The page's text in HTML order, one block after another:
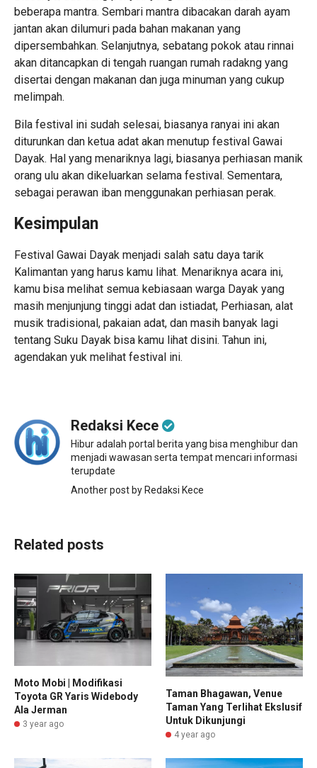
beberapa mantra. Sembari mantra dibacakan darah ayam
jantan akan dilumuri pada bahan makanan yang
dipersembahkan. Selanjutnya, sebatang pokok atau rinnai
akan ditancapkan di tengah ruangan rumah radakng yang
disertai dengan makanan dan juga minuman yang cukup
melimpah.
Bila festival ini sudah selesai, biasanya ranyai ini akan
diturunkan dan ketua adat akan menutup festival Gawai
Dayak. Hal yang menariknya lagi, biasanya perhiasan manik
orang ulu akan dikeluarkan selama festival. Sementara,
sebagai perawan iban menggunakan perhiasan perak.
Kesimpulan
Festival Gawai Dayak menjadi salah satu daya tarik
Kalimantan yang harus kamu lihat. Menariknya acara ini,
kamu bisa melihat semua kebiasaan warga Dayak yang
masih menjunjung tinggi adat dan istiadat, Perhiasan, alat
musik tradisional, pakaian adat, dan masih banyak lagi
tentang Suku Dayak bisa kamu lihat disini. Tahun ini,
agendakan yuk melihat festival ini.
Redaksi Kece
Hibur adalah portal berita yang bisa menghibur dan
menjadi wawasan serta tempat mencari informasi
terupdate
Another post by Redaksi Kece
Related posts
Moto Mobi | Modifikasi
Toyota GR Yaris Widebody
Ala Jerman
3 year ago
Taman Bhagawan, Venue
Taman Yang Terlihat Ekslusif
Untuk Dikunjungi
4 year ago